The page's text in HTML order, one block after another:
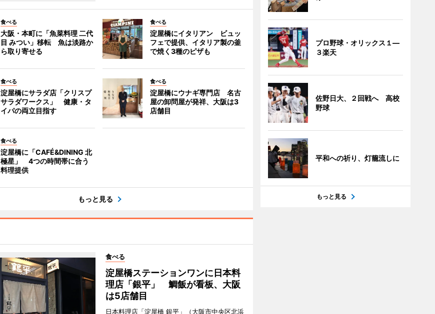
食べる
大阪・本町に「魚菜料理 二代
目 みつい」移転 魚は淡路か
ら取り寄せる
食べる
淀屋橋にイタリアン ビュッ
フェで提供、イタリア製の釜
で焼く3種のピザも
食べる
淀屋橋にサラダ店「クリスプ
サラダワークス」 健康・タ
イパの両立目指す
食べる
淀屋橋にウナギ専門店 名古
屋の卸問屋が発祥、大阪は3
店舗目
食べる
淀屋橋に「CAFÉ&DINING 北
極星」 4つの時間帯に合う
料理提供
もっと見る
食べる
淀屋橋ステーションワンに日本料
理店「銀平」 鯛飯が看板、大阪
は5店舗目
日本料理店「淀屋橋 銀平」（大阪市中央区北浜
プロ野球・オリックス１―
３楽天
佐野日大、２回戦へ 高校
野球
平和への祈り、灯籠流しに
もっと見る